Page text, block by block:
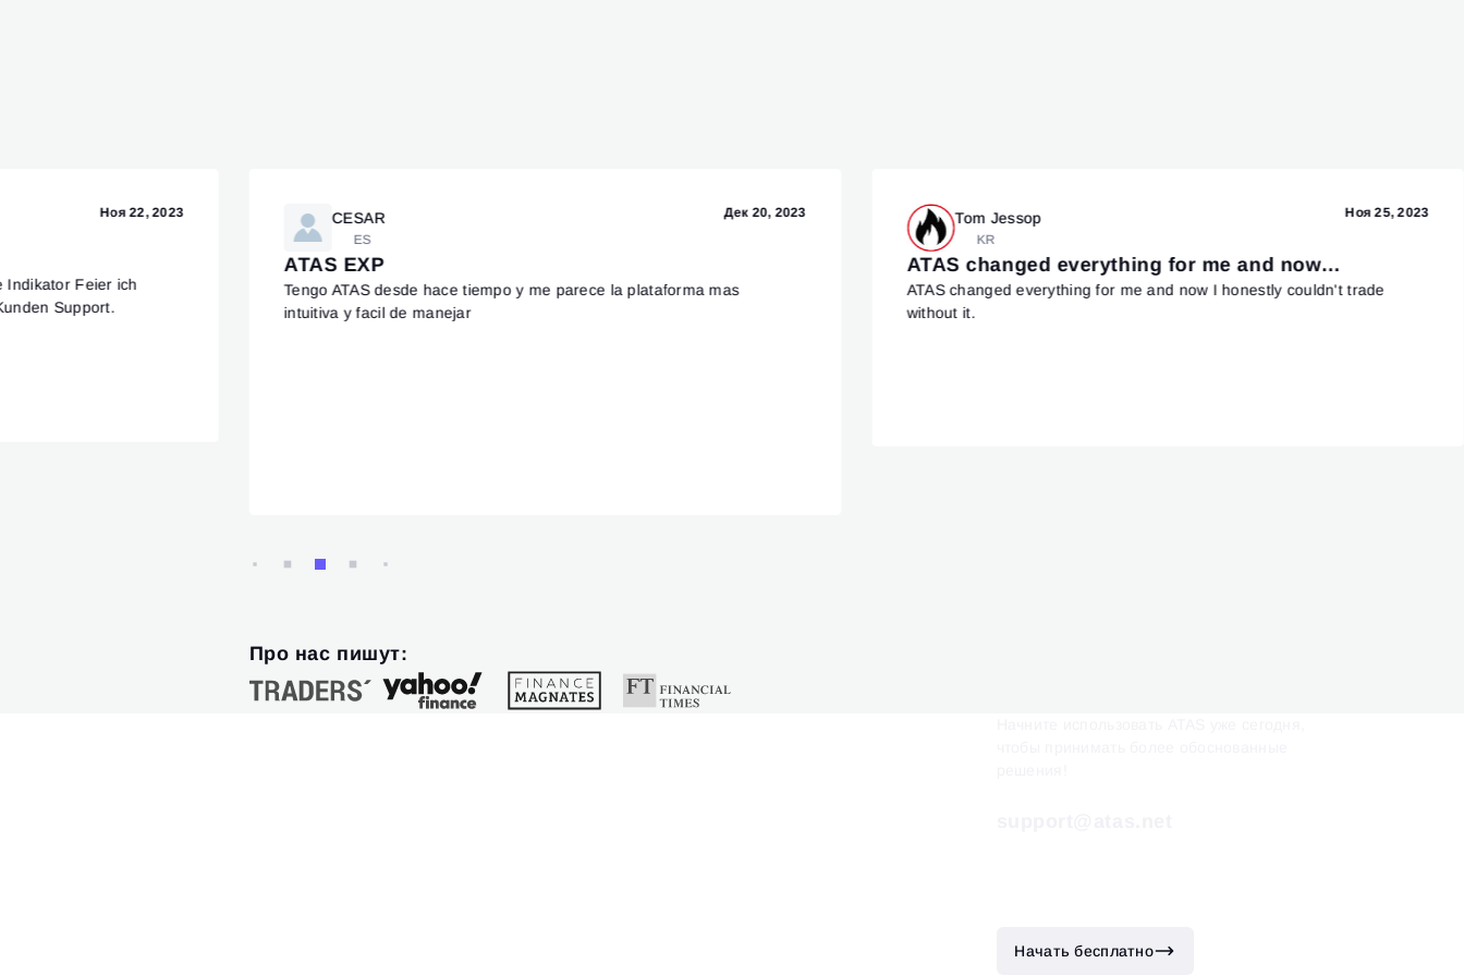
Ноя 22, 2023
Indikator Feier ich
Support.
CESAR
ES
Дек 20, 2023
ATAS EXP
Tengo ATAS desde hace tiempo y me parece la plataforma mas
intuitiva y facil de manejar
Tom Jessop
KR
Ноя 25, 2023
ATAS changed everything for me and now…
ATAS changed everything for me and now I honestly couldn't trade
without it.
Про нас пишут:
Начать бесплатно